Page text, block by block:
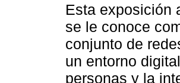
Esta exposición
se le conoce
conjunto de
un entorno
personas y la